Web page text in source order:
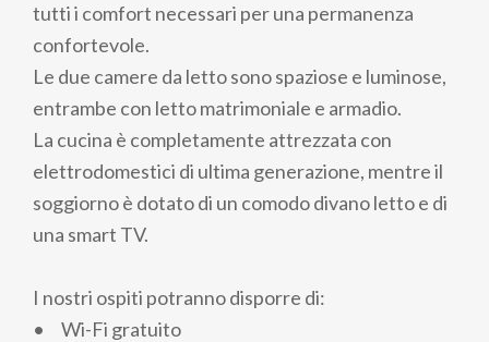
tutti i comfort necessari per una permanenza
confortevole.
Le due camere da letto sono spaziose e luminose,
entrambe con letto matrimoniale e armadio.
La cucina è completamente attrezzata con
elettrodomestici di ultima generazione, mentre il
soggiorno è dotato di un comodo divano letto e di
una smart TV.
I nostri ospiti potranno disporre di:
• Wi-Fi gratuito